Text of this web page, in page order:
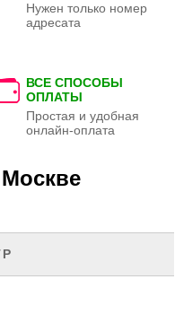
Нужен только номер
адресата
ВСЕ СПОСОБЫ
ОПЛАТЫ
Простая и удобная
онлайн-оплата